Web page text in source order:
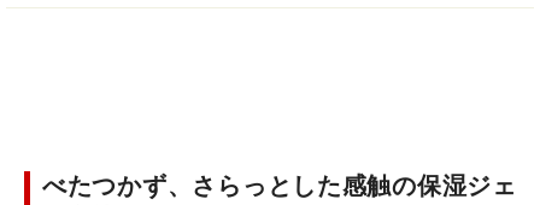
べたつかず、さらっとした感触の保湿ジェ